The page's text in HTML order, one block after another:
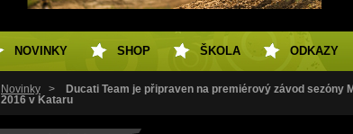
Novinky >
Ducati Team je připraven na premiérový závod sezóny
2016 v Kataru
NOVINKY SHOP ŠKOLA ODKAZY